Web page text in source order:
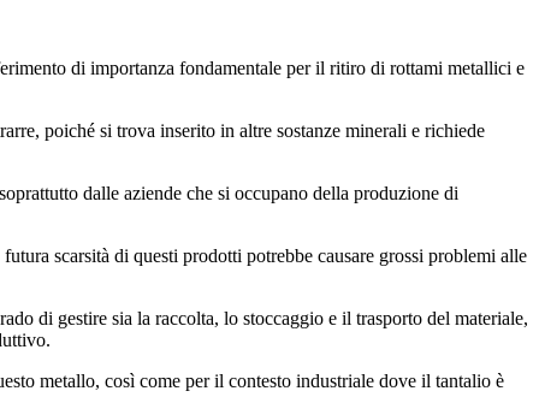
di importanza fondamentale per il ritiro di rottami metallici e
poiché si trova inserito in altre sostanze minerali e richiede
dalle aziende che si occupano della produzione di
scarsità di questi prodotti potrebbe causare grossi problemi alle
di gestire sia la raccolta, lo stoccaggio e il trasporto del materiale,
metallo, così come per il contesto industriale dove il tantalio è